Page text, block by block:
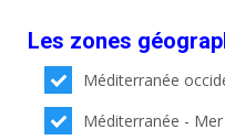
Les zones
Méditerranée
Méditerranée -